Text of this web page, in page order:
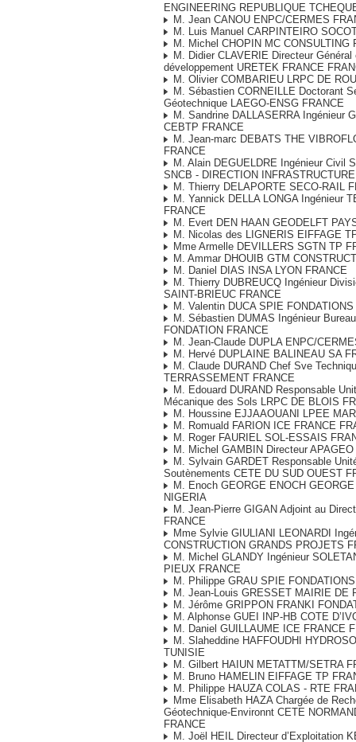
ENGINEERING REPUBLIQUE
M. Jean CANOU ENPC/CERMES
M. Luis Manuel CARPINTEIRO
M. Michel CHOPIN MC CONSULTING
M. Didier CLAVERIE Directeur Général
développement URETEK FRANCE
M. Olivier COMBARIEU LRPC DE
M. Sébastien CORNEILLE Doctorant
Géotechnique LAEGO-ENSG FRANCE
M. Sandrine DALLASERRA Ingénieur
CEBTP FRANCE
M. Jean-marc DEBATS THE
FRANCE
M. Alain DEGUELDRE Ingénieur Civil
SNCB - DIRECTION
M. Thierry DELAPORTE SECO-RAIL
M. Yannick DELLA LONGA Ingénieur
FRANCE
M. Evert DEN HAAN GEODELFT
M. Nicolas des LIGNERIS EIFFAGE
Mme Armelle DEVILLERS SGTN TP
M. Ammar DHOUIB GTM
M. Daniel DIAS INSA LYON FRANCE
M. Thierry DUBREUCQ Ingénieur
SAINT-BRIEUC FRANCE
M. Valentin DUCA SPIE
M. Sébastien DUMAS Ingénieur
FONDATION FRANCE
M. Jean-Claude DUPLA ENPC/
M. Hervé DUPLAINE BALINEAU SA
M. Claude DURAND Chef Sve
TERRASSEMENT FRANCE
M. Edouard DURAND Responsable
Mécanique des Sols LRPC DE BLOIS
M. Houssine EJJAAOUANI LPEE
M. Romuald FARION ICE FRANCE
M. Roger FAURIEL SOL-ESSAIS
M. Michel GAMBIN Directeur
M. Sylvain GARDET Responsable
Soutènements CETE DU SUD OUEST
M. Enoch GEORGE ENOCH
NIGERIA
M. Jean-Pierre GIGAN Adjoint au
FRANCE
Mme Sylvie GIULIANI LEONARDI
CONSTRUCTION GRANDS PROJETS
M. Michel GLANDY Ingénieur
PIEUX FRANCE
M. Philippe GRAU SPIE
M. Jean-Louis GRESSET MAIRIE DE
M. Jérôme GRIPPON FRANKI
M. Alphonse GUEI INP-HB COTE
M. Daniel GUILLAUME ICE FRANCE
M. Slaheddine HAFFOUDHI
TUNISIE
M. Gilbert HAIUN METATTM/SETRA
M. Bruno HAMELIN EIFFAGE TP
M. Philippe HAUZA COLAS - RTE
Mme Elisabeth HAZA Chargée de
Géotechnique-Environnt CETE
FRANCE
M. Joël HEIL Directeur d’Exploitation